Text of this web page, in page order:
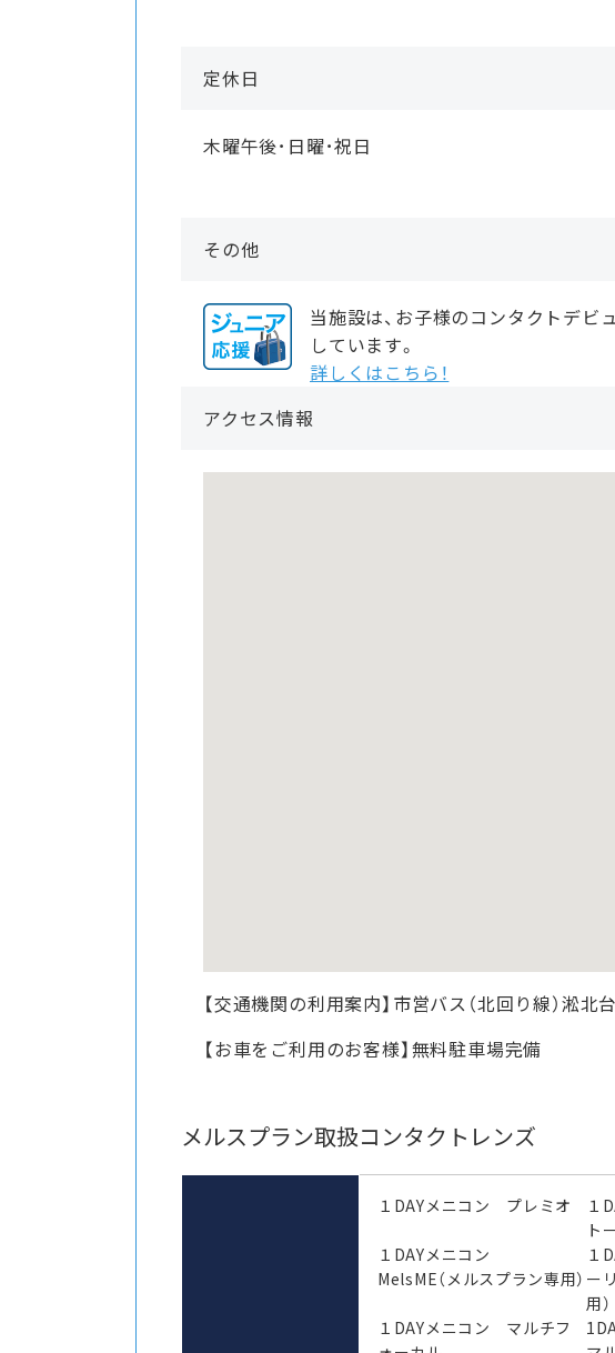
定休日
木曜午後･日曜･祝日
その他
当施設は、お子様のコンタクトデビ
しています。
詳しくはこちら！
アクセス情報
【交通機関の利用案内】市営バス（北回り線）淞
【お車をご利用のお客様】無料駐車場完備
メルスプラン取扱コンタクトレンズ
１DAYメニコン プレミオ
１
ト
１DAYメニコン
MelsME（メルスプラン専用）
１
ー
用）
１DAYメニコン マルチフ